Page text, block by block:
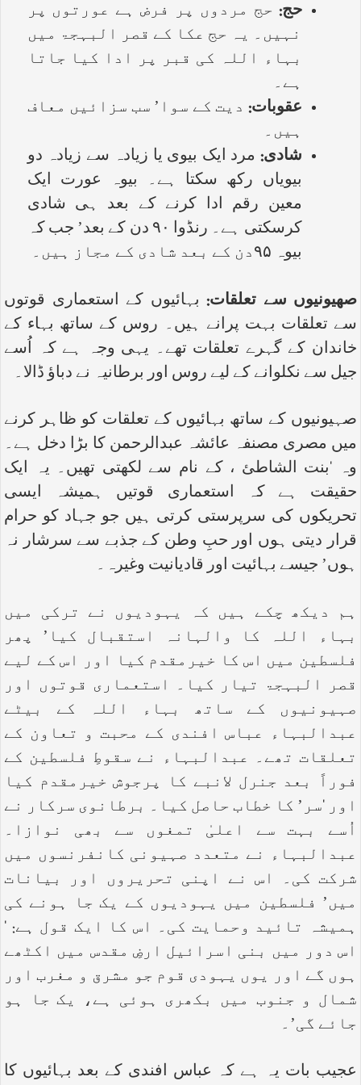
حج: حج مردوں پر فرض ہے عورتوں پر
نہیں۔ یہ حج عکا کے قصر البہجۃ میں
بہاء اللہ کی قبر پر ادا کیا جاتا
ہے۔
عقوبات: دیت کے سوا’ سب سزائیں معاف
ہیں۔
شادی: مرد ایک بیوی یا زیادہ سے زیادہ دو
بیویاں رکھ سکتا ہے۔ بیوہ عورت ایک
معین رقم ادا کرنے کے بعد ہی شادی
کرسکتی ہے۔ رنڈوا ۹۰ دن کے بعد’ جب کہ
بیوہ ۹۵دن کے بعد شادی کے مجاز ہیں۔
صھیونیوں سے تعلقات: بہائیوں کے استعماری قوتوں
سے تعلقات بہت پرانے ہیں۔ روس کے ساتھ بہاء کے
خاندان کے گہرے تعلقات تھے۔ یہی وجہ ہے کہ اُسے
جیل سے نکلوانے کے لیے روس اور برطانیہ نے دباؤ ڈالا۔
صہیونیوں کے ساتھ بہائیوں کے تعلقات کو ظاہر کرنے
میں مصری مصنفہ عائشہ عبدالرحمن کا بڑا دخل ہے۔
وہ ‘بنت الشاطئ ، کے نام سے لکھتی تھیں۔ یہ ایک
حقیقت ہے کہ استعماری قوتیں ہمیشہ ایسی
تحریکوں کی سرپرستی کرتی ہیں جو جہاد کو حرام
قرار دیتی ہوں اور حبِ وطن کے جذبے سے سرشار نہ
ہوں’ جیسے بہائیت اور قادیانیت وغیرہ۔
ہم دیکھ چکے ہیں کہ یہودیوں نے ترکی میں
بہاء اللہ کا والہانہ استقبال کیا’ پھر
فلسطین میں اس کا خیرمقدم کیا اور اس کے لیے
قصر البہجۃ تیار کیا۔ استعماری قوتوں اور
صہیونیوں کے ساتھ بہاء اللہ کے بیٹے
عبدالبہاء عباس افندی کے محبت و تعاون کے
تعلقات تھے۔ عبدالبہاء نے سقوطِ فلسطین کے
فوراً بعد جنرل لانبے کا پرجوش خیرمقدم کیا
اور ‘سر’ کا خطاب حاصل کیا۔ برطانوی سرکار نے
اُسے بہت سے اعلیٰ تمغوں سے بھی نوازا۔
عبدالبہاء نے متعدد صہیونی کانفرنسوں میں
شرکت کی۔ اس نے اپنی تحریروں اور بیانات
میں’ فلسطین میں یہودیوں کے یک جا ہونے کی
ہمیشہ تائید وحمایت کی۔ اس کا ایک قول ہے: ‘
اس دور میں بنی اسرائیل ارضِ مقدس میں اکٹھے
ہوں گے اور یوں یہودی قوم جو مشرق و مغرب اور
شمال و جنوب میں بکھری ہوئی ہے، یک جا ہو
جائے گی’۔
عجیب بات یہ ہے کہ عباس افندی کے بعد بہائیوں کا